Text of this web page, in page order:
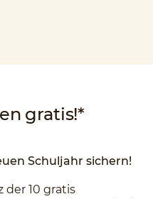
gratis!*
Schuljahr sichern!
der 10 gratis